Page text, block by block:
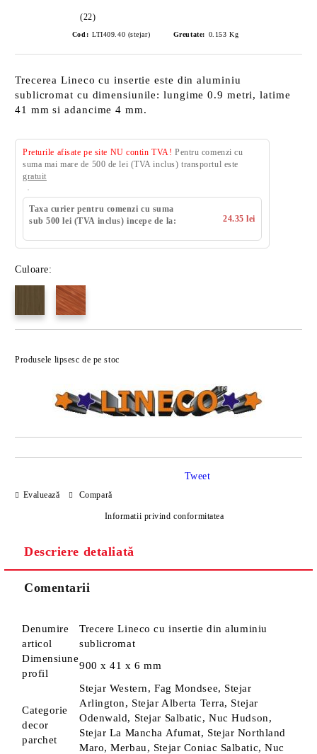
(22)
Cod: LTI409.40 (stejar) Greutate: 0.153 Kg
Trecerea Lineco cu insertie este din aluminiu
sublicromat cu dimensiunile: lungime 0.9 metri, latime
41 mm si adancime 4 mm.
Preturile afisate pe site NU contin TVA! Pentru comenzi cu
suma mai mare de 500 de lei (TVA inclus) transportul este
gratuit
Taxa curier pentru comenzi cu suma
sub 500 lei (TVA inclus) incepe de la:
24.35 lei
Culoare:
Produsele lipsesc de pe stoc
Evaluează Compară
Informatii privind conformitatea
Tweet
Descriere detaliată
Comentarii
Denumire
articol
Trecere Lineco cu insertie din aluminiu
sublicromat
Dimensiune
profil
900 x 41 x 6 mm
Categorie
decor
parchet
Stejar Western, Fag Mondsee, Stejar
Arlington, Stejar Alberta Terra, Stejar
Odenwald, Stejar Salbatic, Nuc Hudson,
Stejar La Mancha Afumat, Stejar Northland
Maro, Merbau, Stejar Coniac Salbatic, Nuc